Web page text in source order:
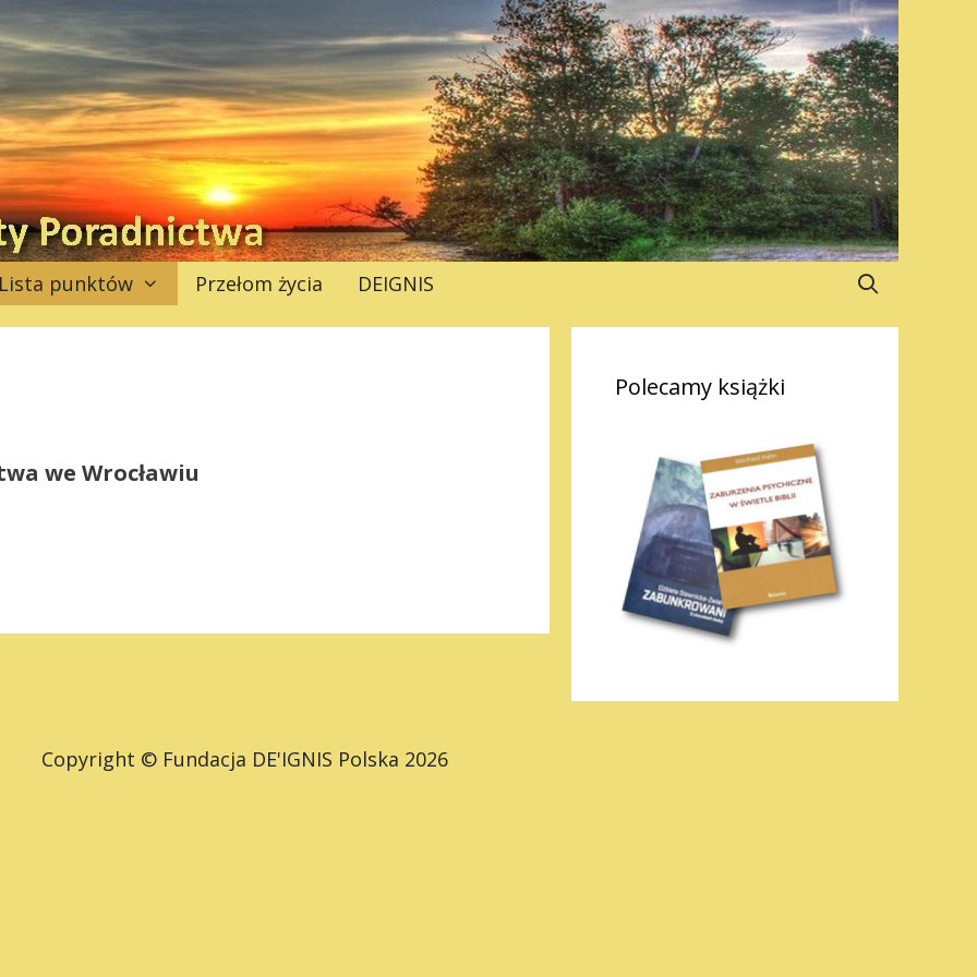
Lista punktów Przełom życia DEIGNIS
we Wrocławiu
Polecamy książki
Copyright © Fundacja DE'IGNIS Polska 2026